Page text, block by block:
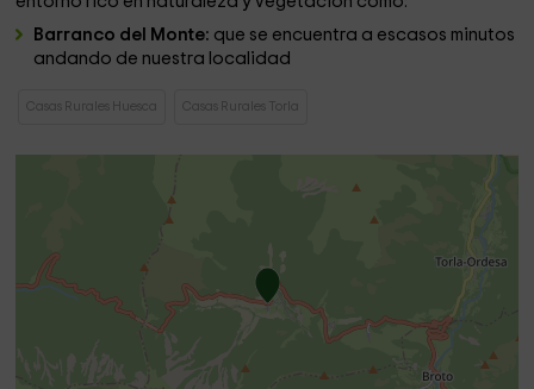
Barranco del Monte: que se encuentra a escasos minutos
andando de nuestra localidad
Casas Rurales Huesca Casas Rurales Torla